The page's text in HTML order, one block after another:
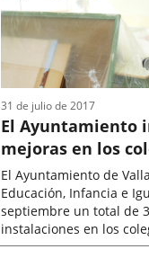
El Ayuntamiento
mejoras en los
El Ayuntamiento de
Educación, Infancia e
septiembre un total de
instalaciones en los
concejala de...
31 de julio de 2017